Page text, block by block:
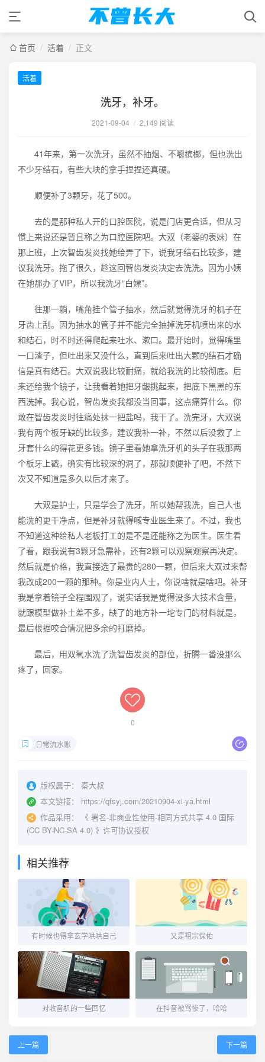
首页 / 活着 / 正文
活着
洗牙，补牙。
2021-09-04 / 2,149 阅读
41年来，第一次洗牙，虽然不抽烟、不嚼槟榔，但也洗出
不少牙结石，有些大块的拿手捏捏还真硬。
顺便补了3颗牙，花了500。
去的是那种私人开的口腔医院，说是门店更合适，但从习
惯上来说还是暂且称之为口腔医院吧。大双（老婆的表妹）在
那上班，上次智齿发炎找她给弄了下，说我牙结石比较多，建
议我洗牙。拖了很久，趁这回智齿发炎决定去洗洗。因为小姨
在她那办了VIP，所以我洗牙“白嫖”。
往那一躺，嘴角挂个管子抽水，然后就觉得洗牙的机子在
牙齿上刮。因为抽水的管子并不能完全抽掉洗牙机喷出来的水
和结石，时不时还得爬起来吐水、漱口。最开始时，觉得嘴里
一口渣子，但吐出来又没什么，直到后来吐出大颗的结石才确
信是真有结石。大双说我比较耐痛，就给我洗的比较彻底。后
来还给我个镜子，让我看着她把牙龈挑起来，把底下黑黑的东
西洗掉。我心说，智齿发炎我都没当回事，这点痛算什么。你
敢在智齿发炎时往痛处抹一把盐吗，我干了。洗完牙，大双说
我有两个板牙缺的比较多，建议我补一补，不然以后没救了上
牙套什么的得花更多钱。镜子里看她拿洗牙机的头子在我那两
个板牙上戳，确实有比较深的洞了，那就顺便补了吧，不然下
次又不知道是多久以后才来了。
大双是护士，只是学会了洗牙，所以她帮我洗，自己人也
能洗的更干净点，但是补牙就得喊专业医生来了。不过，我也
不知道这种给私人老板打工的是不是还能称之为医生。医生看
了看，跟我说有3颗牙急需补，还有2颗可以观察观察再决定。
然后就是价格，我直接选了最贵的280一颗，但后来大双过来帮
我改成200一颗的那种。你是业内人士，你说啥就是啥吧。补牙
我是拿着镜子全程围观了，说实话我是觉得没多大技术含量，
就跟模型做补土差不多，缺了的地方补一坨专门的材料就是，
最后根据咬合情况把多余的打磨掉。
最后，用双氧水洗了洗智齿发炎的部位，折腾一番没那么
疼了，回家。
0
日常流水账
版权属于：
秦大叔
本文链接：
https://qfsyj.com/20210904-xi-ya.html
作品采用：
《 署名-非商业性使用-相同方式共享 4.0 国际
(CC BY-NC-SA 4.0) 》许可协议授权
相关推荐
有时候也得拿玄学哄哄自己 又是祖宗保佑
对收音机的一些回忆 在抖音被骂惨了，哈哈
上一篇 下一篇